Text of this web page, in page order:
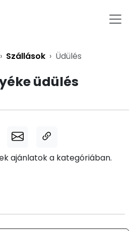
Szállások Üdülés
üdülés
ajánlatok a kategóriában.